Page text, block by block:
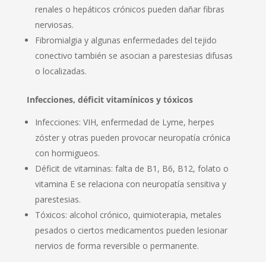
renales o hepáticos crónicos pueden dañar fibras
nerviosas.
Fibromialgia y algunas enfermedades del tejido
conectivo también se asocian a parestesias difusas
o localizadas.
Infecciones, déficit vitamínicos y tóxicos
Infecciones: VIH, enfermedad de Lyme, herpes
zóster y otras pueden provocar neuropatía crónica
con hormigueos.
Déficit de vitaminas: falta de B1, B6, B12, folato o
vitamina E se relaciona con neuropatía sensitiva y
parestesias.
Tóxicos: alcohol crónico, quimioterapia, metales
pesados o ciertos medicamentos pueden lesionar
nervios de forma reversible o permanente.